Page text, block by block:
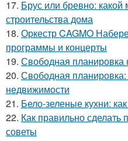
17. Брус или бревно:
строительства дома
18. Оркестр CAGMO
программы и концерты
19. Свободная
20. Свободная
недвижимости
21. Бело-зеленые кухни:
22. Как правильно сделать
советы